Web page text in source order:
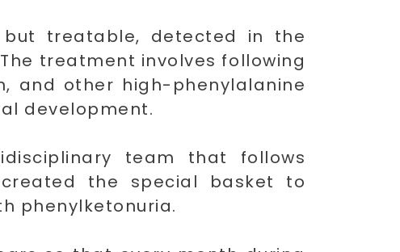
treatable, detected in the
treatment involves following
and other high-phenylalanine
development.
team that follows
the special basket to
phenylketonuria.